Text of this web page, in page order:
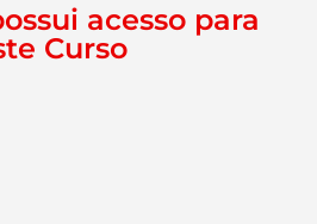
acesso para
Curso